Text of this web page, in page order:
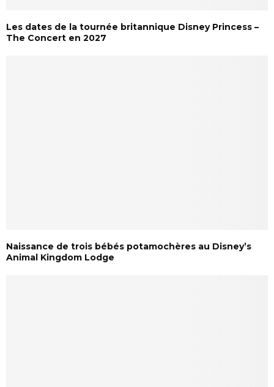
Les dates de la tournée britannique Disney Princess –
The Concert en 2027
Naissance de trois bébés potamochères au Disney’s
Animal Kingdom Lodge